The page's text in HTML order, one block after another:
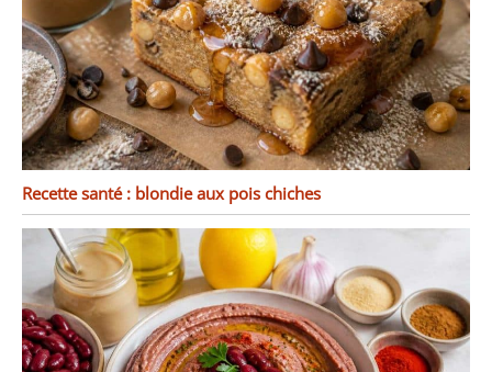
Recette santé : blondie aux pois chiches